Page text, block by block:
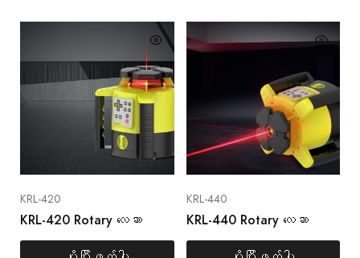
KRL-420
KRL-420 Rotary လေဆာ
KRL-440
KRL-440 Rotary လေဆာ